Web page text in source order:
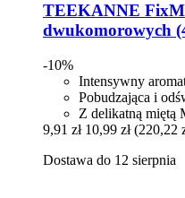
TEEKANNE
dwukomorowych
-10%
Intensywny
Pobudzająca i
Z delikatną miętą
9,91 zł 10,99 zł (220,22
Dostawa do 12 sierpnia